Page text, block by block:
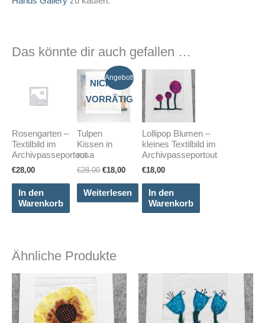
Das könnte dir auch gefallen …
Rosengarten –
Textilbild im
Archivpasseportout
€28,00
In den
Warenkorb
Angebot!
NICHT
VORRÄTIG
Tulpen
Kissen in
rosa
€28,00 Ursprünglicher
war:
€18,00Aktueller
ist:
€18,00.
Weiterlesen
Lollipop Blumen –
kleines Textilbild im
Archivpasseportout
€18,00
In den
Warenkorb
Ähnliche Produkte